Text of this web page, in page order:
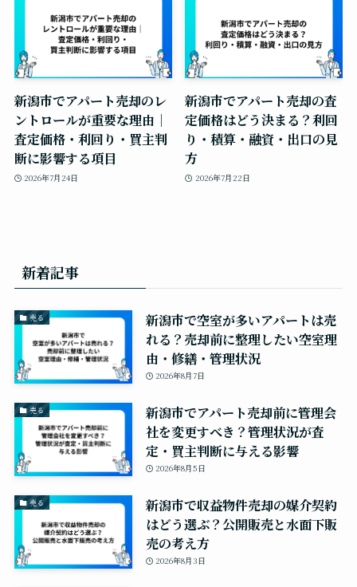
新潟市でアパート売却のレ
ントロールが重要な理由｜
査定価格・利回り・買主判
断に影響する項目
2026年7月24日
新潟市でアパート売却の査
定価格はどう決まる？利回
り・積算・融資・出口の見
方
2026年7月22日
新着記事
売る
新潟市で空室が多いアパートは売
れる？売却前に整理したい空室理
由・修繕・管理状況
2026年8月7日
売る
新潟市でアパート売却前に管理会
社を変更すべき？管理状況が査
定・買主判断に与える影響
2026年8月5日
売る
新潟市で収益物件売却の媒介契約
はどう選ぶ？公開販売と水面下販
売の考え方
2026年8月3日